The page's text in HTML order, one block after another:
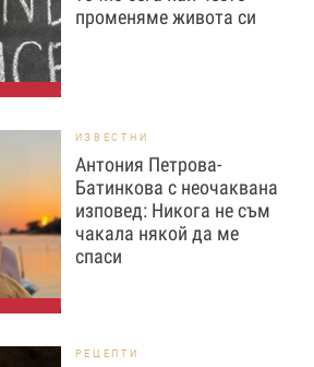
променяме живота си
ИЗВЕСТНИ
Антония Петрова-
Батинкова с неочаквана
изповед: Никога не съм
чакала някой да ме
спаси
РЕЦЕПТИ